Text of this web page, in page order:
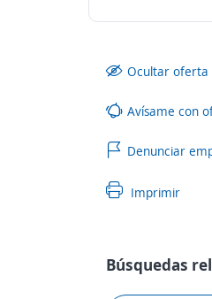
Ocultar oferta
Avísame con
Denunciar
Imprimir
Búsquedas